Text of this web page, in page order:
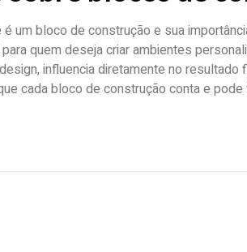
um bloco de construção e sua
quem deseja criar ambientes
influencia diretamente no resultado
cada bloco de construção conta e